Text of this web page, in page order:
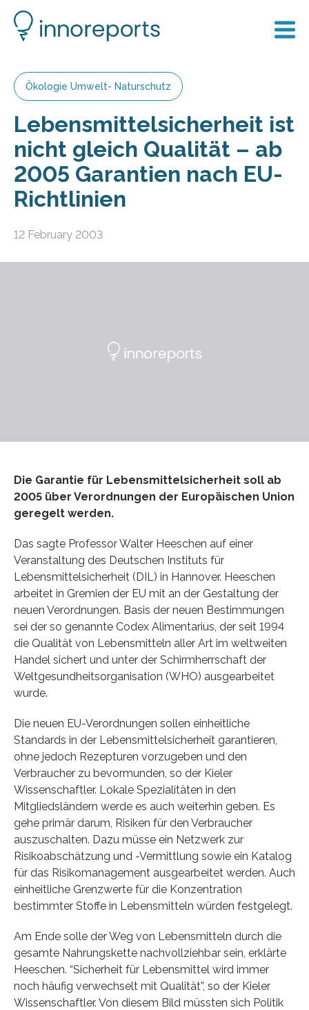
Ökologie Umwelt- Naturschutz
Lebensmittelsicherheit ist
nicht gleich Qualität – ab
2005 Garantien nach EU-
Richtlinien
12 February 2003
Die Garantie für Lebensmittelsicherheit soll ab
2005 über Verordnungen der Europäischen Union
geregelt werden.
Das sagte Professor Walter Heeschen auf einer
Veranstaltung des Deutschen Instituts für
Lebensmittelsicherheit (DIL) in Hannover. Heeschen
arbeitet in Gremien der EU mit an der Gestaltung der
neuen Verordnungen. Basis der neuen Bestimmungen
sei der so genannte Codex Alimentarius, der seit 1994
die Qualität von Lebensmitteln aller Art im weltweiten
Handel sichert und unter der Schirmherrschaft der
Weltgesundheitsorganisation (WHO) ausgearbeitet
wurde.
Die neuen EU-Verordnungen sollen einheitliche
Standards in der Lebensmittelsicherheit garantieren,
ohne jedoch Rezepturen vorzugeben und den
Verbraucher zu bevormunden, so der Kieler
Wissenschaftler. Lokale Spezialitäten in den
Mitgliedsländern werde es auch weiterhin geben. Es
gehe primär darum, Risiken für den Verbraucher
auszuschalten. Dazu müsse ein Netzwerk zur
Risikoabschätzung und -Vermittlung sowie ein Katalog
für das Risikomanagement ausgearbeitet werden. Auch
einheitliche Grenzwerte für die Konzentration
bestimmter Stoffe in Lebensmitteln würden festgelegt.
Am Ende solle der Weg von Lebensmitteln durch die
gesamte Nahrungskette nachvollziehbar sein, erklärte
Heeschen. “Sicherheit für Lebensmittel wird immer
noch häufig verwechselt mit Qualität”, so der Kieler
Wissenschaftler. Von diesem Bild müssten sich Politik